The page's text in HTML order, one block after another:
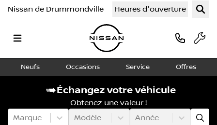
Nissan de Drummondville Heures d'ouverture
Neufs Occasions Service Offres
Échangez votre véhicule
Obtenez une valeur !
Marque
Modèle Année